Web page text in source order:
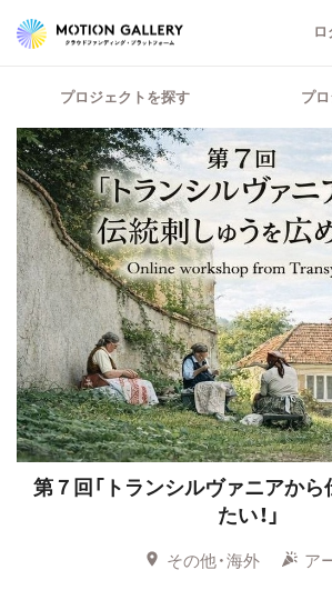
プロジェクトを探す プ
第７回「トランシルヴァニアか
たい！」
その他・海外
ア